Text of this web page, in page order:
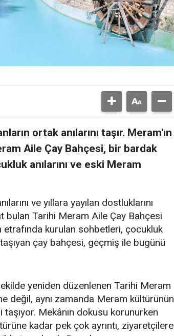
ortak anılarını taşır. Meram'ın
Aile Çay Bahçesi, bir bardak
anılarını ve eski Meram
ve yıllara yayılan dostluklarını
bulan Tarihi Meram Aile Çay Bahçesi
kurulan sohbetleri, çocukluk
çay bahçesi, geçmiş ile bugünü
yeniden düzenlenen Tarihi Meram
değil, aynı zamanda Meram kültürünün
Mekânın dokusu korunurken
kadar pek çok ayrıntı, ziyaretçilere